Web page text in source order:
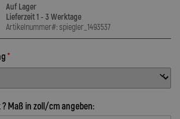
Auf Lager
Lieferzeit 1 - 3 Werktage
Artikelnummer#: spiegler_1493537
Maß in zoll/cm angeben: